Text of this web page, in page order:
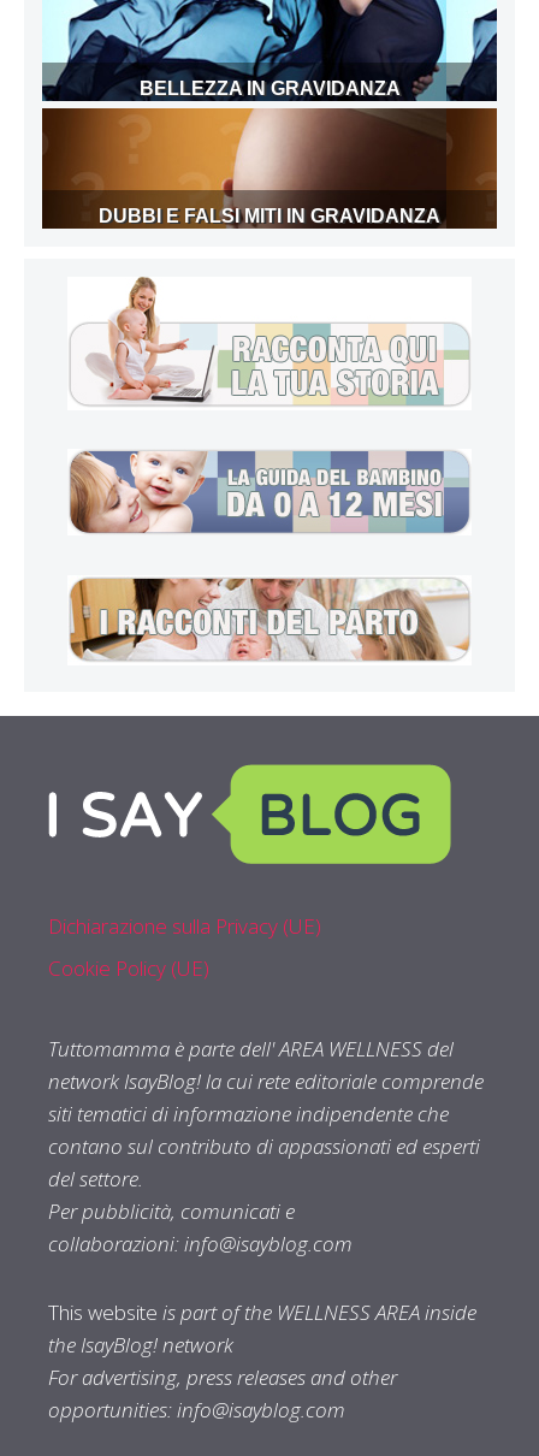
BELLEZZA IN GRAVIDANZA
DUBBI E FALSI MITI IN GRAVIDANZA
Dichiarazione sulla Privacy (UE)
Cookie Policy (UE)
Tuttomamma è parte dell' AREA WELLNESS del
network IsayBlog! la cui rete editoriale comprende
siti tematici di informazione indipendente che
contano sul contributo di appassionati ed esperti
del settore.
Per pubblicità, comunicati e
collaborazioni:info@isayblog.com
This website is part of the WELLNESS AREA inside
the IsayBlog! network
For advertising, press releases and other
opportunities:info@isayblog.com